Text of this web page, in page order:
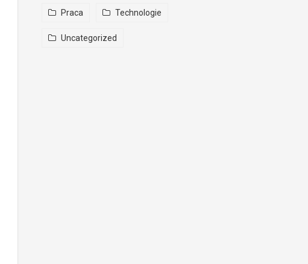
Praca Technologie
Uncategorized